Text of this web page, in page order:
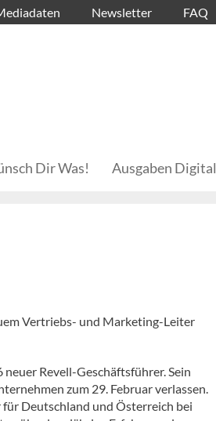
Newsletter FAQ
Dir Was! Ausgaben Digital
Vertriebs- und Marketing-Leiter
Revell-Geschäftsführer. Sein
zum 29. Februar verlassen.
Deutschland und Österreich bei